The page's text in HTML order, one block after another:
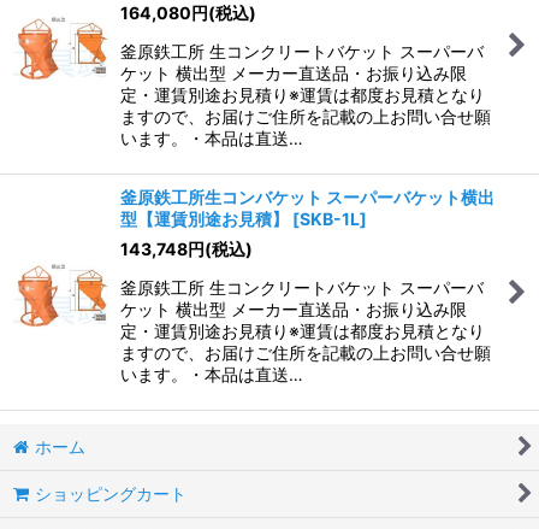
164,080円(税込)
釜原鉄工所 生コンクリートバケット スーパーバ
ケット 横出型 メーカー直送品・お振り込み限
定・運賃別途お見積り※運賃は都度お見積となり
ますので、お届けご住所を記載の上お問い合せ願
います。・本品は直送…
釜原鉄工所生コンバケット スーパーバケット横出
型【運賃別途お見積】
[SKB-1L]
143,748円(税込)
釜原鉄工所 生コンクリートバケット スーパーバ
ケット 横出型 メーカー直送品・お振り込み限
定・運賃別途お見積り※運賃は都度お見積となり
ますので、お届けご住所を記載の上お問い合せ願
います。・本品は直送…
ホーム
ショッピングカート